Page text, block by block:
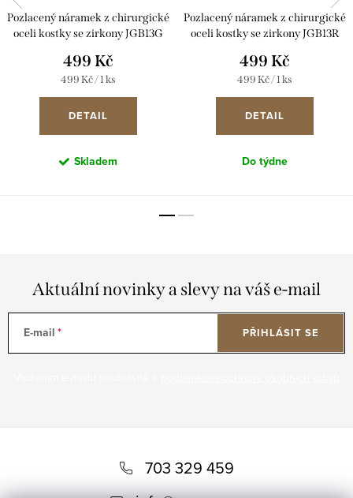
Pozlacený náramek z chirurgické
oceli kostky se zirkony JGB13G
499 Kč
Měrná
cena:
499 Kč / 1 ks
DETAIL
Skladem
Pozlacený náramek z chirurgické
oceli kostky se zirkony JGB13R
499 Kč
Měrná
cena:
499 Kč / 1 ks
DETAIL
Do týdne
Aktuální novinky a slevy na váš e-mail
E-mail PŘIHLÁSIT SE
p
703 329 459